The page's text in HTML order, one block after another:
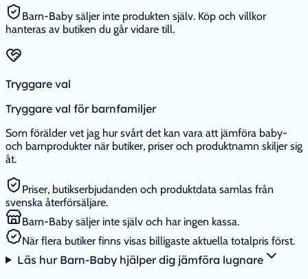
Barn-Baby säljer inte produkten själv. Köp och villkor
hanteras av butiken du går vidare till.
Tryggare val
Tryggare val för barnfamiljer
Som förälder vet jag hur svårt det kan vara att jämföra baby-
och barnprodukter när butiker, priser och produktnamn skiljer sig
åt.
Priser, butikserbjudanden och produktdata samlas från
svenska återförsäljare.
Barn-Baby säljer inte själv och har ingen kassa.
När flera butiker finns visas billigaste aktuella totalpris först.
Läs hur Barn-Baby hjälper dig jämföra lugnare